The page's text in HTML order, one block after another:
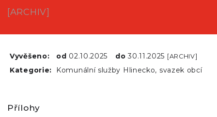
[ARCHIV]
Vyvěšeno: od 02.10.2025 do30.11.2025 [ARCHIV]
Kategorie: Komunální služby Hlinecko, svazek obcí
Přílohy